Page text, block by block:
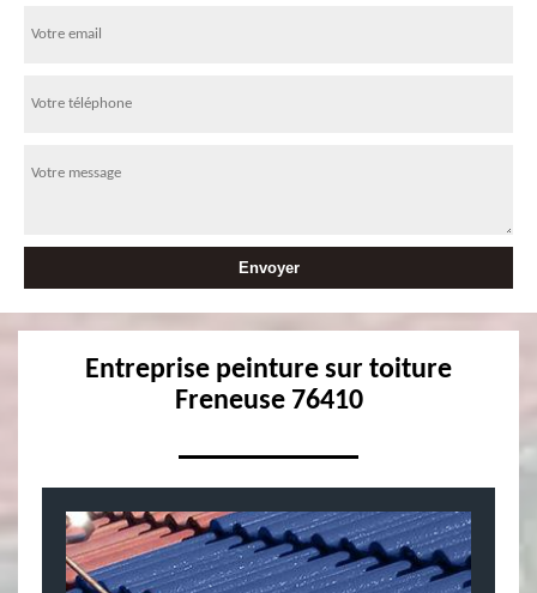
Entreprise peinture sur toiture
Freneuse 76410